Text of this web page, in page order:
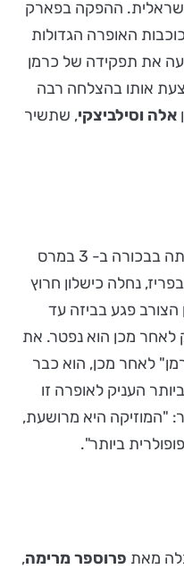
ההפקה בפארק
האופרה הגדולות
את תפקידה של כרמן
אותו בהצלחה רבה
אלה וסילביצקי, שתשיר
"כרמן" מאת ז'ורז' ביזה, שהועלתה בבכורה ב- 3 במרס
בפריז, נחלה כישלון חרוץ
הצורב פגע בביזה עד
לאחר מכן הוא נפטר. את
לאחר מכן, הוא כבר
העניק לאופרה זו
"המוזיקה היא מרושעת,
ביותר".
מאת פרוספר מרימה,